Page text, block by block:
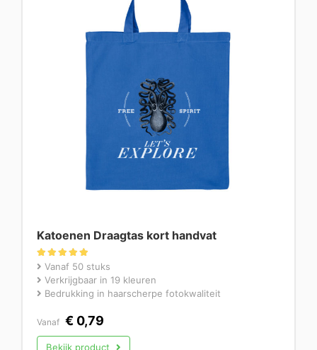
Katoenen Draagtas kort handvat
Gewaardeerd
5.00
uit 5
Vanaf 50 stuks
Verkrijgbaar in 19 kleuren
Bedrukking in haarscherpe fotokwaliteit
Vanaf € 0,79
Bekijk product